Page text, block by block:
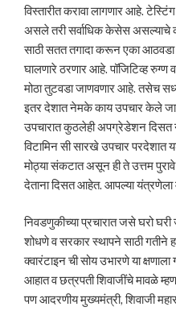
विस्तारीत करावा लागणार आहे.
असले तरी सर्वाधिक केसेस असल्याचे
साठी सतत तगादा करून एका आठवडा
घालणारे ठरणार आहे. पॉजिटिव्ह रुग्ण व
मोठा तुटवडा जाणवणार आहे. तसेच
इतर देशात नेमके काय उपचार केले
उपचारात कुठलेही अपग्रेडेशन दिसत
विटामिन सी सारखे उपचार परदेशात
मोठ्या संकटात असून ही ते उत्तम पुरावे
देताना दिसत आहेत. आपल्या यंत्रणेला
निवडणुकीच्या प्रचारात जसे घरो
शोधणे व सरकार स्थापने साठी गतीने
क्वारंटाइन ची सोय उभारणे या
आहात व छत्रपती शिवाजींचे मावळे
पण आदरणीय मुख्यमंत्री, शिवाजी